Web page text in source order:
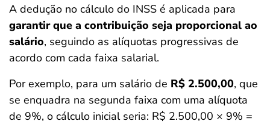
A dedução no cálculo do INSS é aplicada para
garantir que a contribuição seja proporcional ao
salário, seguindo as alíquotas progressivas de
acordo com cada faixa salarial.
Por exemplo, para um salário de R$ 2.500,00, que
se enquadra na segunda faixa com uma alíquota
de 9%, o cálculo inicial seria: R$ 2.500,00 × 9% =